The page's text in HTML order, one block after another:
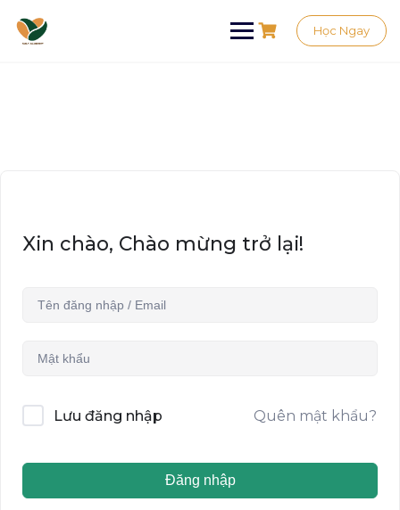
Học Ngay
Xin chào, Chào mừng trở lại!
Lưu đăng nhập Quên mật khẩu?
Đăng nhập